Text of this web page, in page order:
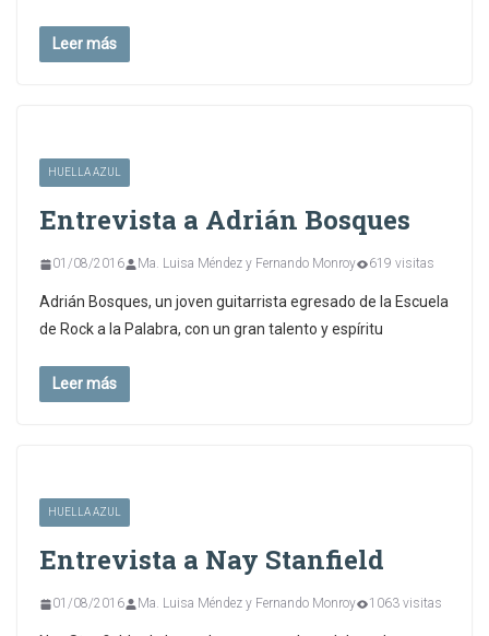
Leer más
HUELLA AZUL
Entrevista a Adrián Bosques
01/08/2016 Ma. Luisa Méndez y Fernando Monroy 619 visitas
Adrián Bosques, un joven guitarrista egresado de la Escuela
de Rock a la Palabra, con un gran talento y espíritu
Leer más
HUELLA AZUL
Entrevista a Nay Stanfield
01/08/2016 Ma. Luisa Méndez y Fernando Monroy 1063 visitas